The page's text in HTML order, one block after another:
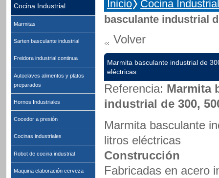
Cocina Industrial
Marmitas
Sarten basculante industrial
Freidora industrial continua
Autoclaves alimentos y platos
preparados
Hornos Industriales
Cocedor a presión
Cocinas industriales
Robot de cocina industrial
Maquina elaboración cerveza
Inicio
Cocina
basculante industrial
Volver
Marmita basculante industrial de
eléctricas
Referencia: Marmita
industrial de 300,
Marmita basculante
litros eléctricas
Construcción
Fabricadas en acero